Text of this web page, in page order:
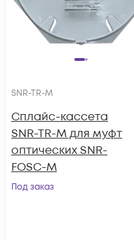
SNR-TR-M
Сплайс-кассета
SNR-TR-M для муфт
оптических SNR-
FOSC-M
Под заказ